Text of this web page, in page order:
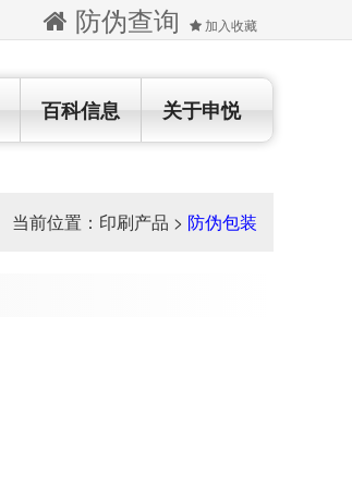
防伪查询 加入收藏
关于申悦
百科信息
当前位置： 印刷产品 > 防伪包装